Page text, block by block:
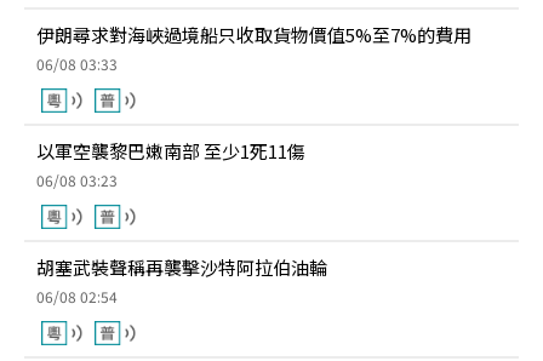
伊朗尋求對海峽過境船只收取貨物價值5%至7%的費用
06/08 03:33
以軍空襲黎巴嫩南部 至少1死11傷
06/08 03:23
胡塞武裝聲稱再襲擊沙特阿拉伯油輪
06/08 02:54